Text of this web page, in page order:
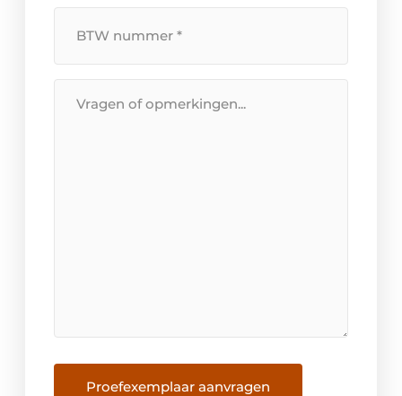
Nummer*
Proefexemplaar aanvragen